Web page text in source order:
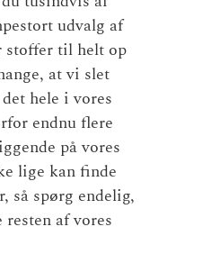
udvalg af
stoffer til helt op
at vi slet
hele i vores
endnu flere
på vores
lige kan finde
så spørg endelig,
af vores